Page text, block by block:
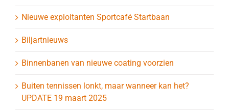
Nieuwe exploitanten Sportcafé Startbaan
Biljartnieuws
Binnenbanen van nieuwe coating voorzien
Buiten tennissen lonkt, maar wanneer kan het?
UPDATE 19 maart 2025